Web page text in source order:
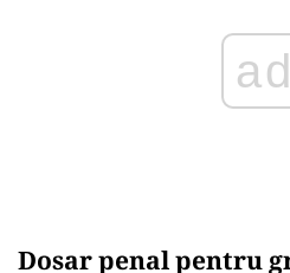
Dosar penal pentru